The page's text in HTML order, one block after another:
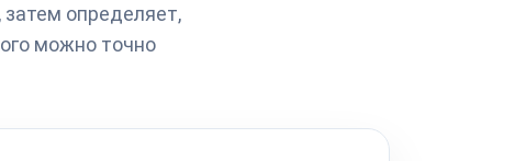
определяет,
можно точно